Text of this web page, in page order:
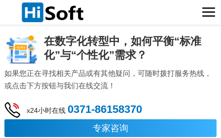
在数字化转型中，如何平衡“标准
化”与“个性化”需求？
如果您正在寻找相关产品或有其他疑问，可随时拨打服务热线，
或点击下方按钮与我们在线交流！
x24小时在线 0371-86158370
专家咨询